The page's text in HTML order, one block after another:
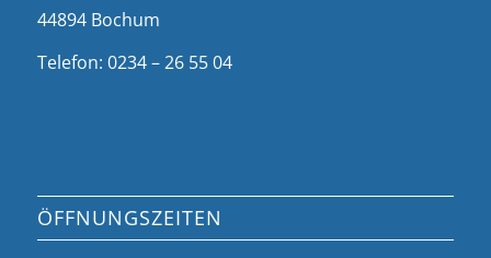
44894 Bochum
Telefon: 0234 – 26 55 04
ÖFFNUNGSZEITEN